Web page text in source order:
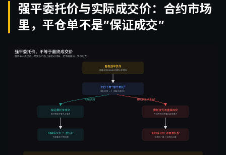
强平委托价与实际成交价：合约市场
里，平仓单不是”保证成交”